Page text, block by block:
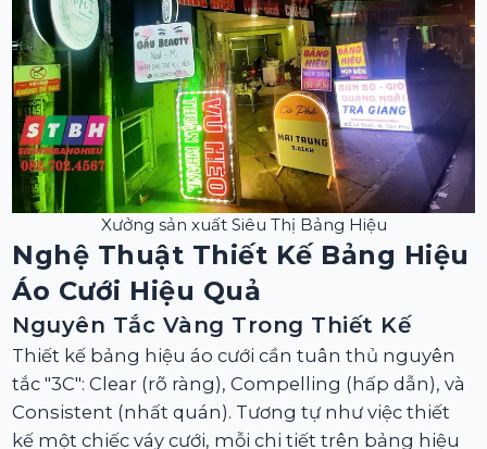
Xưởng sản xuất Siêu Thị Bảng Hiệu
Nghệ Thuật Thiết Kế Bảng Hiệu
Áo Cưới Hiệu Quả
Nguyên Tắc Vàng Trong Thiết Kế
Thiết kế bảng hiệu áo cưới cần tuân thủ nguyên
tắc "3C": Clear (rõ ràng), Compelling (hấp dẫn), và
Consistent (nhất quán). Tương tự như việc thiết
kế một chiếc váy cưới, mỗi chi tiết trên bảng hiệu